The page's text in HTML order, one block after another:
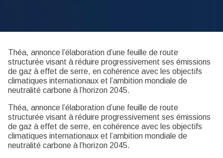
Théa, annonce l’élaboration d’une feuille de route
structurée visant à réduire progressivement ses émissions
de gaz à effet de serre, en cohérence avec les objectifs
climatiques internationaux et l’ambition mondiale de
neutralité carbone à l’horizon 2045.
Théa, annonce l’élaboration d’une feuille de route
structurée visant à réduire progressivement ses émissions
de gaz à effet de serre, en cohérence avec les objectifs
climatiques internationaux et l’ambition mondiale de
neutralité carbone à l’horizon 2045.